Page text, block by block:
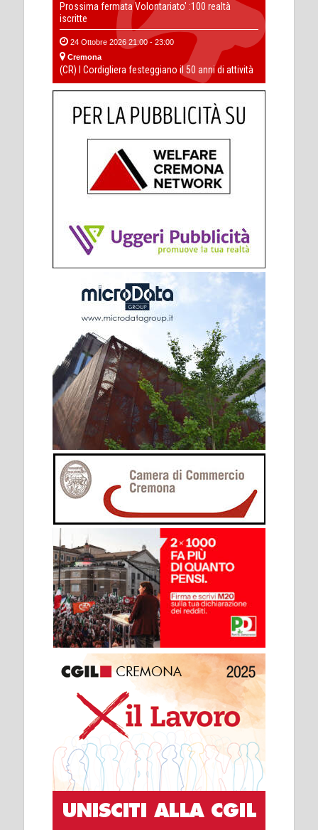
Prossima fermata Volontariato' :100 realtà
iscritte
24 Ottobre 2026 21:00 - 23:00
Cremona
(CR) I Cordigliera festeggiano il 50 anni di attività